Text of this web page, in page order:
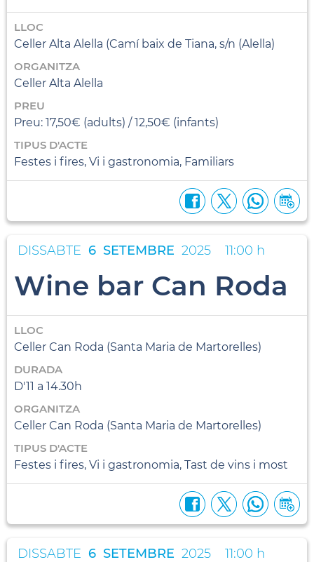
LLOC
Celler Alta Alella (Camí baix de Tiana, s/n (Alella)
ORGANITZA
Celler Alta Alella
PREU
Preu: 17,50€ (adults) / 12,50€ (infants)
TIPUS D'ACTE
Festes i fires, Vi i gastronomia, Familiars
DISSABTE 6 SETEMBRE 2025 11:00 h
Wine bar Can Roda
LLOC
Celler Can Roda (Santa Maria de Martorelles)
DURADA
D'11 a 14.30h
ORGANITZA
Celler Can Roda (Santa Maria de Martorelles)
TIPUS D'ACTE
Festes i fires, Vi i gastronomia, Tast de vins i most
DISSABTE 6 SETEMBRE 2025 11:00 h